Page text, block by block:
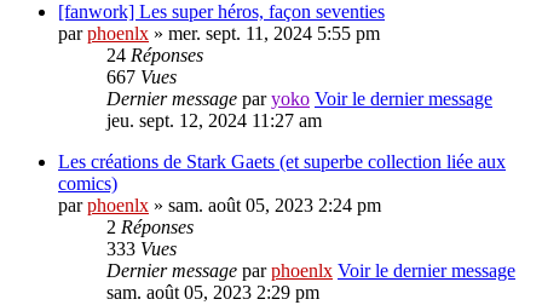
[fanwork] Les super héros, façon seventies
parphoenlx » mer. sept. 11, 2024 5:55 pm
24 Réponses
667 Vues
Dernier message paryoko Voir le dernier message
jeu. sept. 12, 2024 11:27 am
Les créations de Stark Gaets (et superbe collection liée aux
comics)
parphoenlx » sam. août 05, 2023 2:24 pm
2 Réponses
333 Vues
Dernier message parphoenlx Voir le dernier message
sam. août 05, 2023 2:29 pm